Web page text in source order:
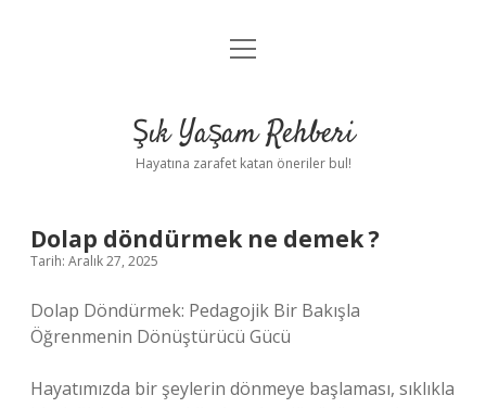
Anasayfa
Yasal Uyarı
menüyü
Şık Yaşam Rehberi
Hayatına zarafet katan öneriler bul!
Dolap döndürmek ne demek ?
Tarih: Aralık 27, 2025
Dolap Döndürmek: Pedagojik Bir Bakışla
Öğrenmenin Dönüştürücü Gücü
Hayatımızda bir şeylerin dönmeye başlaması, sıklıkla